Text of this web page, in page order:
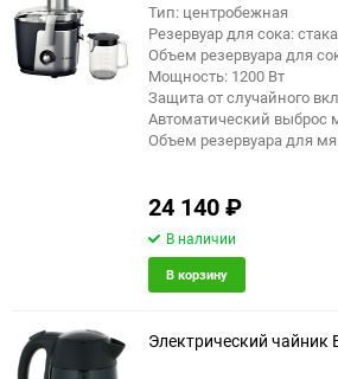
еще 1 фото
Тип: центробежная
Резервуар для сока:
Объем резервуара для
Мощность: 1200 Вт
Защита от случайного
Автоматический выброс
Объем резервуара для
24 140₽
В наличии
В корзину
Электрический чайник